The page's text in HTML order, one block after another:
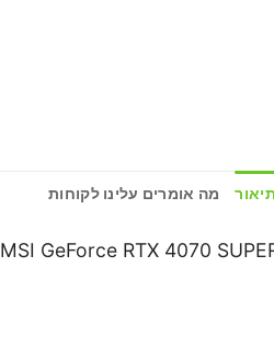
תיאור מה אומרים עלינו לקוחות
MSI GeForce RTX 4070